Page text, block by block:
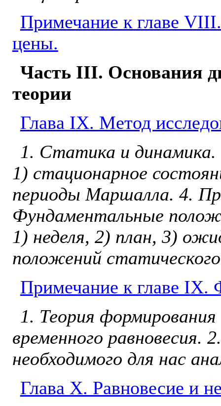
Примечание к главе
цены.
Часть III. Основания
теории
Глава IX. Метод
1. Статика и
1) стационарное
перио­ды Маршалла. 4.
Фунда­ментальные
1) не­деля, 2) план, 3)
по­ложений
Примечание к главе IX.
1. Теория
временного равновесия.
необ­ходимого для нас
Глава Х. Равновесие и